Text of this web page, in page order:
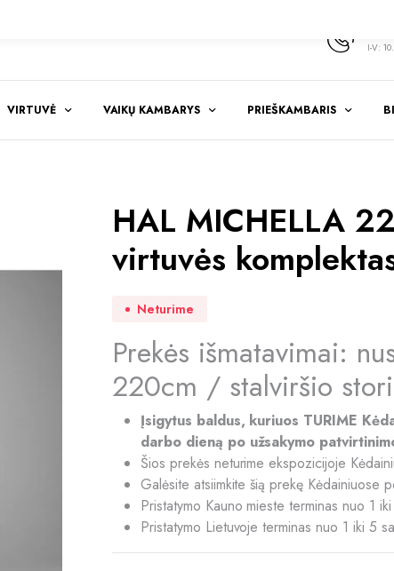
I-V:
VIRTUVĖ VAIKŲ KAMBARYS PRIEŠKAMBARIS
HAL MICHELLA
virtuvės
Neturime
Prekės išmatavimai:
220cm / stalviršio
Įsigytus baldus, kuriuos TURIME
darbo dieną po užsakymo
Šios prekės neturime ekspozicijoje
Galėsite atsiimkite šią prekę Kėdainiuose
Pristatymo Kauno mieste terminas nuo 1
Pristatymo Lietuvoje terminas nuo 1 iki 5